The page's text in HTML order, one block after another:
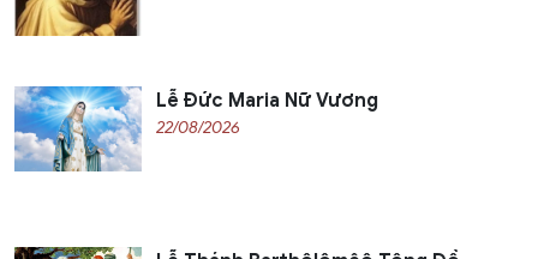
Lễ Đức Maria Nữ Vương
22/08/2026